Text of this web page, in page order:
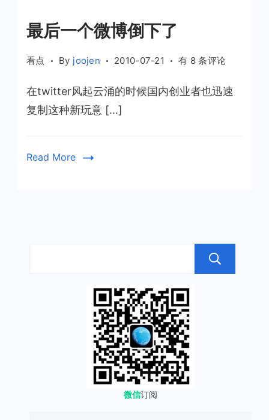
最后一个微博倒下了
看点 By joojen 2010-07-21
最
一
有 8 条评论
在twitter风起云涌的时候国内创业者也迅速
复制这种新玩意 […]
Read More
微信订阅